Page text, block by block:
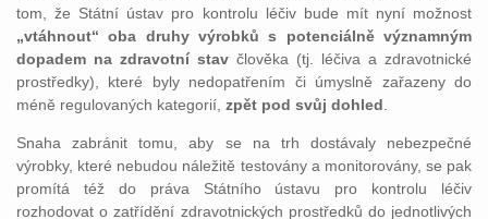
tom, že Státní ústav pro kontrolu léčiv bude mít nyní možnost
„vtáhnout“ oba druhy výrobků s potenciálně významným
dopadem na zdravotní stav člověka (tj. léčiva a zdravotnické
prostředky), které byly nedopatřením či úmyslně zařazeny do
méně regulovaných kategorií, zpět pod svůj dohled
Snaha zabránit tomu, aby se na trh dostávaly nebezpečné
výrobky, které nebudou náležitě testovány a monitorovány, se pak
promítá též do práva Státního ústavu pro kontrolu léčiv
rozhodovat o zatřídění zdravotnických prostředků do jednotlivých